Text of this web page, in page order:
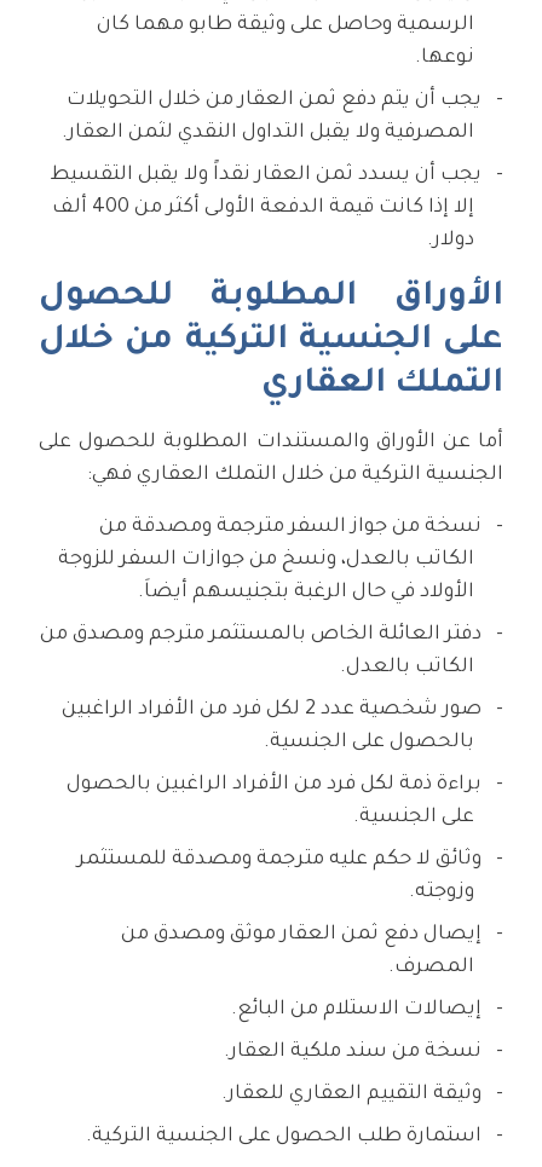
الرسمية وحاصل على وثيقة طابو مهما كان
نوعها.
يجب أن يتم دفع ثمن العقار من خلال التحويلات
المصرفية ولا يقبل التداول النقدي لثمن العقار.
يجب أن يسدد ثمن العقار نقداً ولا يقبل التقسيط
إلا إذا كانت قيمة الدفعة الأولى أكثر من 400 ألف
دولار.
الأوراق المطلوبة للحصول
على الجنسية التركية من خلال
التملك العقاري
أما عن الأوراق والمستندات المطلوبة للحصول على
الجنسية التركية من خلال التملك العقاري فهي:
نسخة من جواز السفر مترجمة ومصدقة من
الكاتب بالعدل، ونسخ من جوازات السفر للزوجة
الأولاد في حال الرغبة بتجنيسهم أيضاَ.
دفتر العائلة الخاص بالمستثمر مترجم ومصدق من
الكاتب بالعدل.
صور شخصية عدد 2 لكل فرد من الأفراد الراغبين
بالحصول على الجنسية.
براءة ذمة لكل فرد من الأفراد الراغبين بالحصول
على الجنسية.
وثائق لا حكم عليه مترجمة ومصدقة للمستثمر
وزوجته.
إيصال دفع ثمن العقار موثق ومصدق من
المصرف.
إيصالات الاستلام من البائع.
نسخة من سند ملكية العقار.
وثيقة التقييم العقاري للعقار.
استمارة طلب الحصول على الجنسية التركية.